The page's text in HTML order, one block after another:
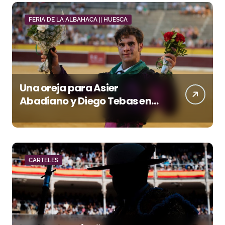
FERIA DE LA ALBAHACA || HUESCA
Una oreja para Asier
Abadiano y Diego Tebas en
una apertura de la Albahaca
marcada por el buen juego
de Los Maños
CARTELES